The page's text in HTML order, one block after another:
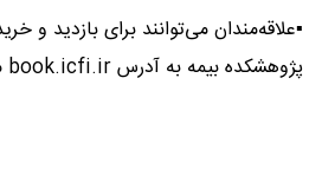
▪️علاقه‌مندان می‌توانند برای بازدید و
پژوهشکده بیمه به آدرس book.icfi.ir مراجعه کنند.